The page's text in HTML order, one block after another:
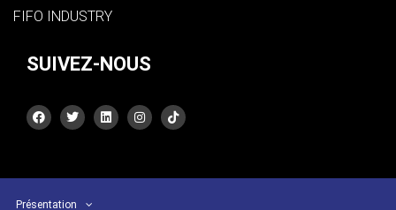
FIFO INDUSTRY
SUIVEZ-NOUS
Présentation